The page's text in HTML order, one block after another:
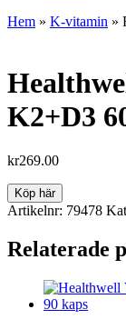
Hem » K-vitamin »
K2+D3
kr269.00
Köp här
Artikelnr: 79478
Relaterade